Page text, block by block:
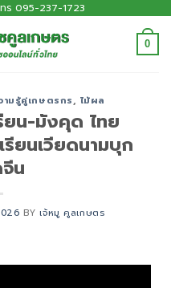
ร 095-237-1723
0
ามรู้คู่เกษตรกร, ไม้ผล
ยน-มังคุด ไทย
รียนเวียดนามบุก
น
BYเจ้หมู คูลเกษตร